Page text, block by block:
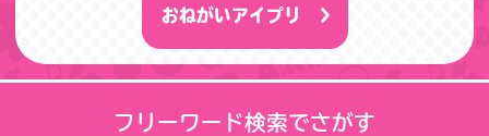
おねがいアイプリ
フリーワード検索でさがす